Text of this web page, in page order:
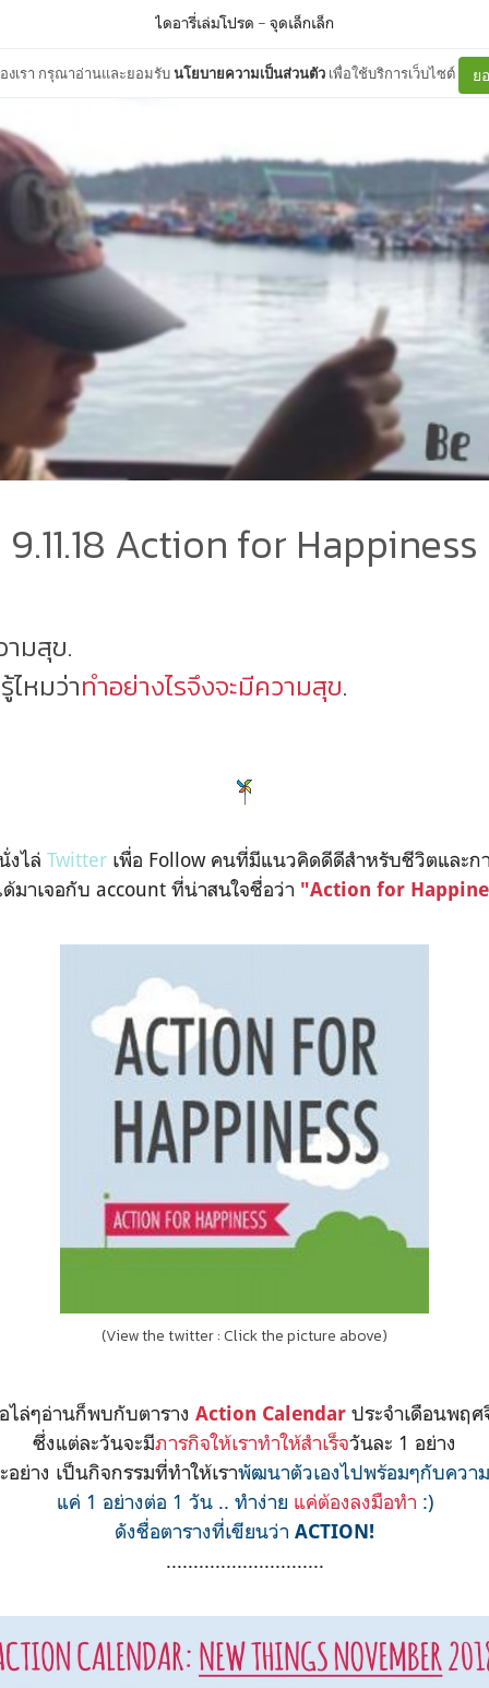
งเรา กรุณาอ่านและยอมรับนโยบายความเป็นส่วนตัว เพื่อใช้บริการเว็บไซต์ ย
ไดอารี่เล่มโปรด – จุดเล็กเล็ก
9.11.18 Action for Happiness
มสุข.
ไหมว่าทำอย่างไรจึงจะมีความสุข.
งไล่ Twitter เพื่อ Follow คนที่มีแนวคิดดีดีสำหรับชีวิตและก
มาเจอกับ account ที่น่าสนใจชื่อว่า "Action for
(View the twitter : Click the picture above)
ไล่ๆอ่านก็พบกับตาราง Action Calendar ประจำเดือนพฤ
ซึ่งแต่ละวันจะมีภารกิจให้เราทำให้สำเร็จวันละ 1 อย่าง
อย่าง เป็นกิจกรรมที่ทำให้เราพัฒนาตัวเองไปพร้อมๆกับควา
แค่ 1 อย่างต่อ 1 วัน .. ทำง่าย แค่ต้องลงมือทำ :)
ดังชื่อตารางที่เขียนว่า ACTION!
.............................